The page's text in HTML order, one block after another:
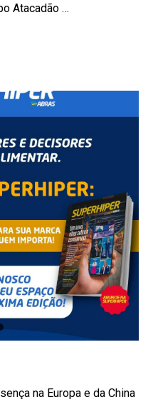
Atacadão …
na Europa e da China